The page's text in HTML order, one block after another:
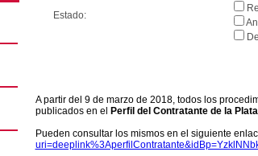
Estado:
A partir del 9 de marzo de 2018, todos los
publicados en el
Perfil del Contratante de la
Pueden consultar los mismos en el siguiente